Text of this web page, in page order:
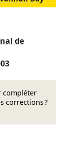
de
compléter
corrections ?
Bluesky
sur Facebook